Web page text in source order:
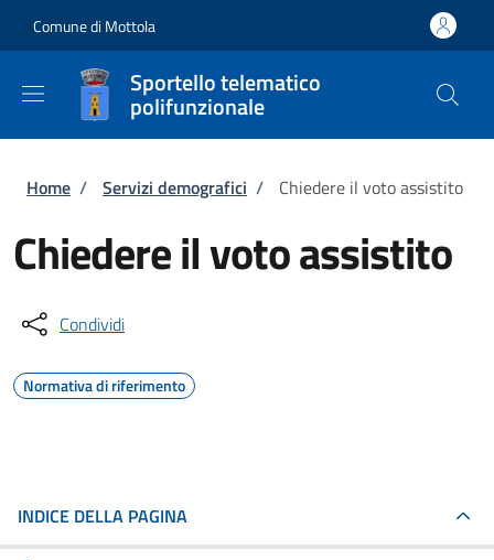
Comune di Mottola
Sportello telematico
polifunzionale
Briciole di pane
Home / Servizi demografici / Chiedere il voto assistito
Chiedere il voto assistito
Condividi
Normativa di riferimento
INDICE DELLA PAGINA